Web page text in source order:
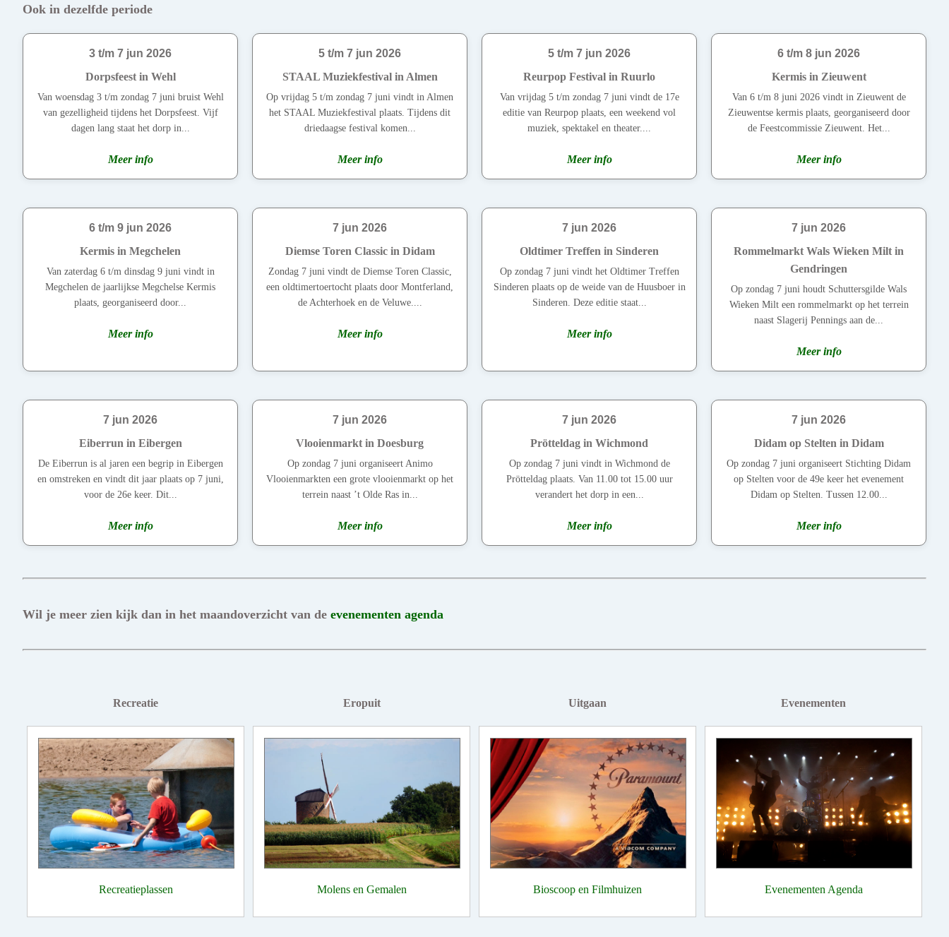
Ook in dezelfde periode
3 t/m 7 jun 2026
Dorpsfeest in Wehl
Van woensdag 3 t/m zondag 7 juni bruist Wehl
van gezelligheid tijdens het Dorpsfeest. Vijf
dagen lang staat het dorp in...
Meer info
5 t/m 7 jun 2026
STAAL Muziekfestival in Almen
Op vrijdag 5 t/m zondag 7 juni vindt in Almen
het STAAL Muziekfestival plaats. Tijdens dit
driedaagse festival komen...
Meer info
5 t/m 7 jun 2026
Reurpop Festival in Ruurlo
Van vrijdag 5 t/m zondag 7 juni vindt de 17e
editie van Reurpop plaats, een weekend vol
muziek, spektakel en theater....
Meer info
6 t/m 8 jun 2026
Kermis in Zieuwent
Van 6 t/m 8 juni 2026 vindt in Zieuwent de
Zieuwentse kermis plaats, georganiseerd door
de Feestcommissie Zieuwent. Het...
Meer info
6 t/m 9 jun 2026
Kermis in Megchelen
Van zaterdag 6 t/m dinsdag 9 juni vindt in
Megchelen de jaarlijkse Megchelse Kermis
plaats, georganiseerd door...
Meer info
7 jun 2026
Diemse Toren Classic in Didam
Zondag 7 juni vindt de Diemse Toren Classic,
een oldtimertoertocht plaats door Montferland,
de Achterhoek en de Veluwe....
Meer info
7 jun 2026
Oldtimer Treffen in Sinderen
Op zondag 7 juni vindt het Oldtimer Treffen
Sinderen plaats op de weide van de Huusboer in
Sinderen. Deze editie staat...
Meer info
7 jun 2026
Rommelmarkt Wals Wieken Milt in
Gendringen
Op zondag 7 juni houdt Schuttersgilde Wals
Wieken Milt een rommelmarkt op het terrein
naast Slagerij Pennings aan de...
Meer info
7 jun 2026
Eiberrun in Eibergen
De Eiberrun is al jaren een begrip in Eibergen
en omstreken en vindt dit jaar plaats op 7 juni,
voor de 26e keer. Dit...
Meer info
7 jun 2026
Vlooienmarkt in Doesburg
Op zondag 7 juni organiseert Animo
Vlooienmarkten een grote vlooienmarkt op het
terrein naast ’t Olde Ras in...
Meer info
7 jun 2026
Prötteldag in Wichmond
Op zondag 7 juni vindt in Wichmond de
Prötteldag plaats. Van 11.00 tot 15.00 uur
verandert het dorp in een...
Meer info
7 jun 2026
Didam op Stelten in Didam
Op zondag 7 juni organiseert Stichting Didam
op Stelten voor de 49e keer het evenement
Didam op Stelten. Tussen 12.00...
Meer info
Wil je meer zien kijk dan in het maandoverzicht van de evenementen agenda
Recreatie
Recreatieplassen
Eropuit
Molens en Gemalen
Uitgaan
Bioscoop en Filmhuizen
Evenementen
Evenementen Agenda